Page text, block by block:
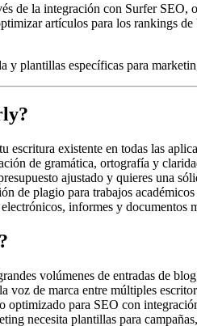
de la integración con Surfer
artículos para los rankings
y plantillas específicas para
existente en todas las
de gramática, ortografía y
ajustado y quieres una
de plagio para trabajos
informes y documentos
volúmenes de entradas de
voz de marca entre múltiples
optimizado para SEO con
necesita plantillas para